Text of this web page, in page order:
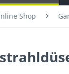
Shop